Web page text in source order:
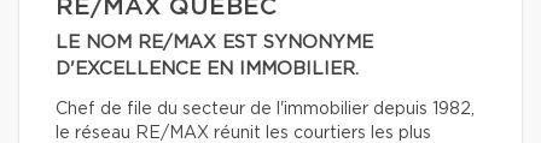
RE/MAX QUÉBEC
LE NOM RE/MAX EST SYNONYME
D'EXCELLENCE EN IMMOBILIER.
Chef de file du secteur de l'immobilier depuis 1982,
le réseau RE/MAX réunit les courtiers les plus